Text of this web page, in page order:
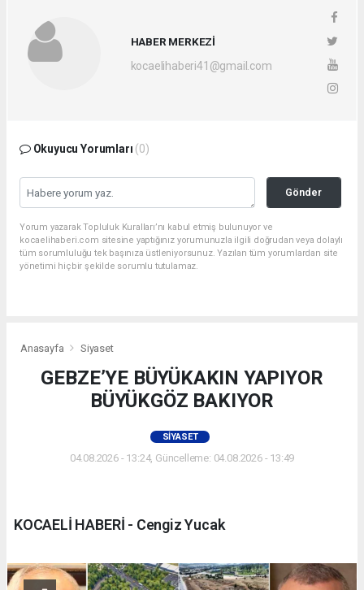
HABER MERKEZİ
kocaelihaberi41@gmail.com
Okuyucu Yorumları (0)
Gönder
Yorum yazarak Topluluk Kuralları’nı kabul etmiş bulunuyor ve
kocaelihaberi.com sitesine yaptığınız yorumunuzla ilgili doğrudan veya dolaylı
tüm sorumluluğu tek başınıza üstleniyorsunuz. Yazılan tüm yorumlardan site
yönetimi hiçbir şekilde sorumlu tutulamaz.
Anasayfa Siyaset
GEBZE’YE BÜYÜKAKIN YAPIYOR
BÜYÜKGÖZ BAKIYOR
SIYASET
04.08.2026 - 13:24, Güncelleme: 04.08.2026 - 13:49
KOCAELİ HABERİ - Cengiz Yucak